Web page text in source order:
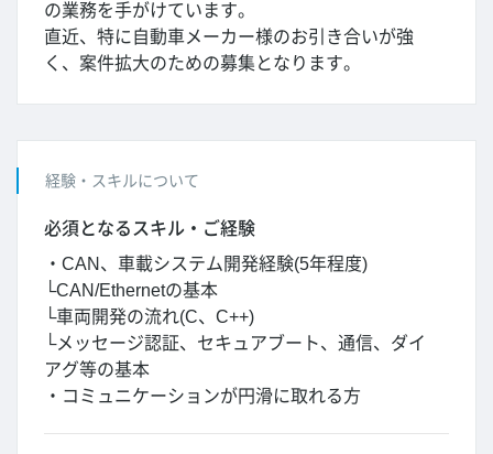
の業務を手がけています。
直近、特に自動車メーカー様のお引き合いが強
く、案件拡大のための募集となります。
経験・スキルについて
必須となるスキル・ご経験
・CAN、車載システム開発経験(5年程度)
└CAN/Ethernetの基本
└車両開発の流れ(C、C++)
└メッセージ認証、セキュアブート、通信、ダイ
アグ等の基本
・コミュニケーションが円滑に取れる方